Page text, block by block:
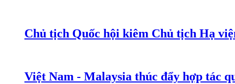
Chủ tịch Quốc hội kiêm Chủ tịch Hạ
Việt Nam - Malaysia thúc đẩy hợp tác